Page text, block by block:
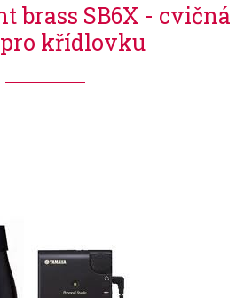
brass SB6X - cvičná
pro křídlovku